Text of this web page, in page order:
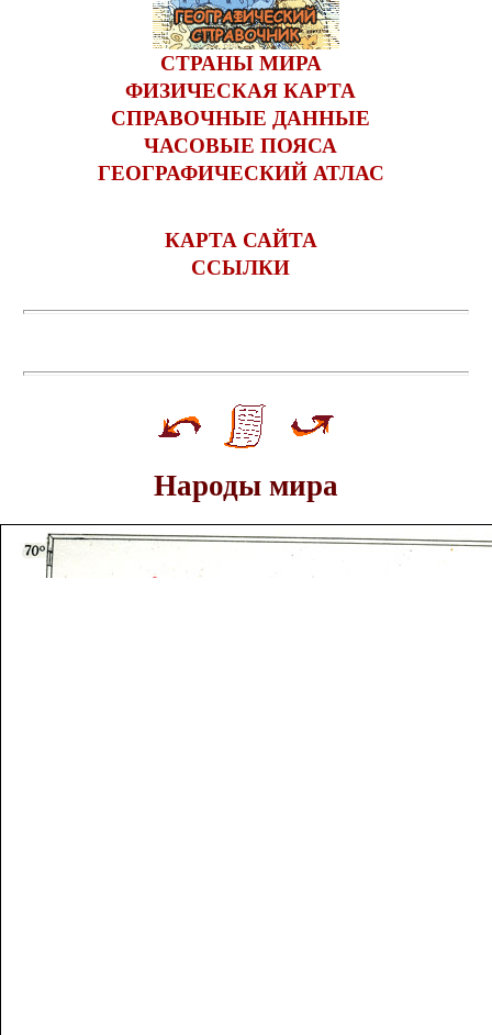
СТРАНЫ МИРА
ФИЗИЧЕСКАЯ КАРТА
СПРАВОЧНЫЕ ДАННЫЕ
ЧАСОВЫЕ ПОЯСА
ГЕОГРАФИЧЕСКИЙ АТЛАС
КАРТА САЙТА
ССЫЛКИ
Народы мира